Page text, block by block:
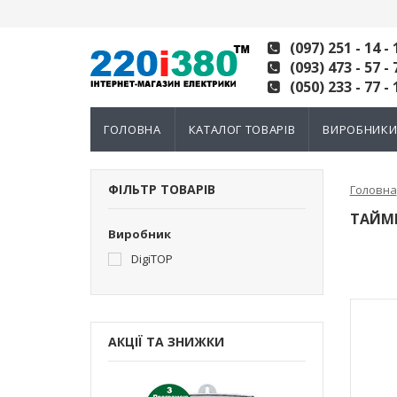
(097) 251 - 14 -
(093) 473 - 57 -
(050) 233 - 77 -
ГОЛОВНА КАТАЛОГ ТОВАРІВ ВИРОБНИКИ
ФІЛЬТР ТОВАРІВ
Виробник
DigiTOP
АКЦІЇ ТА ЗНИЖКИ
Головна